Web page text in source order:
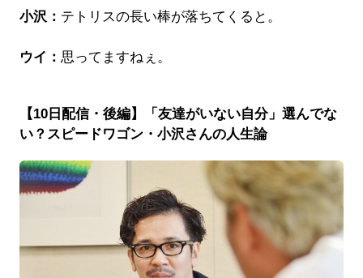
小沢： テトリスの長い棒が落ちてくると。
ウイ： 思ってますねぇ。
【10日配信・後編】「友達がいない自分」選んでな
い？スピードワゴン・小沢さんの人生論